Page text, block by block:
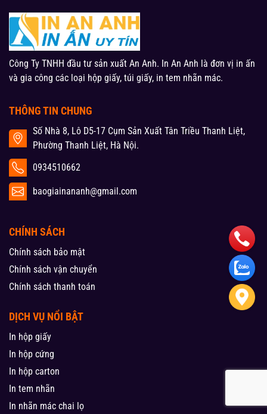
Công Ty TNHH đầu tư sản xuất An Anh. In An Anh là đơn vị in ấn
và gia công các loại hộp giấy, túi giấy, in tem nhãn mác.
THÔNG TIN CHUNG
Số Nhà 8, Lô D5-17 Cụm Sản Xuất Tân Triều Thanh Liệt,
Phường Thanh Liệt, Hà Nội.
0934510662
baogiainananh@gmail.com
CHÍNH SÁCH
Chính sách bảo mật
Chính sách vận chuyển
Chính sách thanh toán
DỊCH VỤ NỔI BẬT
In hộp giấy
In hộp cứng
In hộp carton
In tem nhãn
In nhãn mác chai lọ